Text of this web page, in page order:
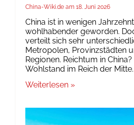
China-Wiki.de 18. Juni 2026
China ist in wenigen
wohlhabender geworden.
verteilt sich sehr
Metropolen, Provinzstädten
Regionen. Reichtum in
Wohlstand im Reich der Mitte.
Weiterlesen »